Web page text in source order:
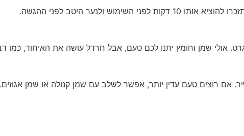
ולנער היטב לפני ההגשה.
אולי שמן וחומץ יתנו לכם טעם, אבל חרדל עושה את האיחוד, כמו
אם רוצים טעם עדין יותר, אפשר לשלב עם שמן קנולה או שמן אגוזים.